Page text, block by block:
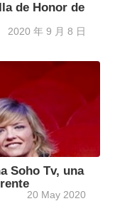
de Honor de
2020 年 9 月 8 日
Soho Tv, una
20 May 2020